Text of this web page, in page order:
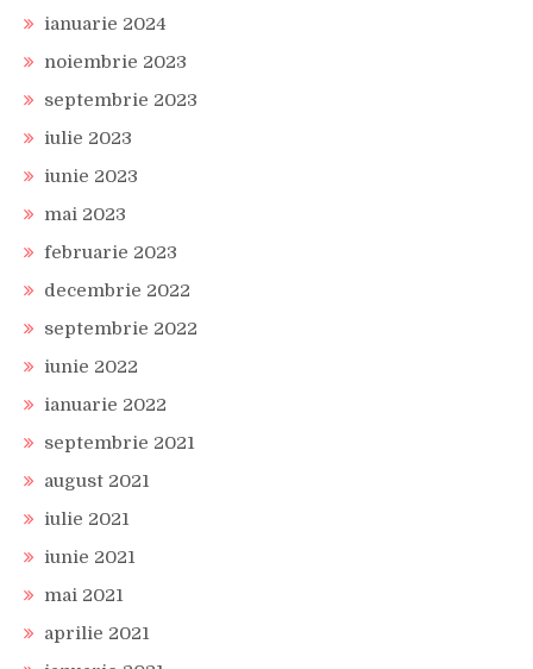
ianuarie 2024
noiembrie 2023
septembrie 2023
iulie 2023
iunie 2023
mai 2023
februarie 2023
decembrie 2022
septembrie 2022
iunie 2022
ianuarie 2022
septembrie 2021
august 2021
iulie 2021
iunie 2021
mai 2021
aprilie 2021